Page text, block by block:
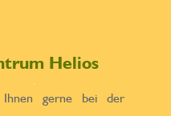
Helios
gerne bei der